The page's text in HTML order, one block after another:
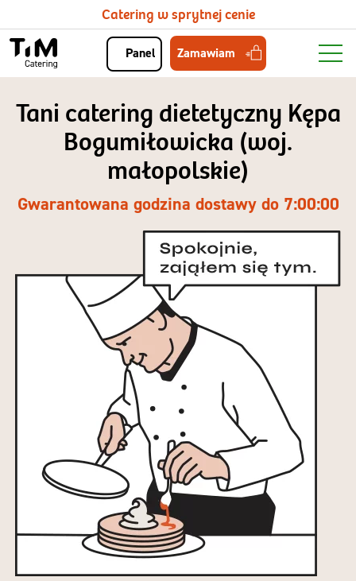
Catering w sprytnej cenie
Panel Zamawiam
Tani catering dietetyczny Kępa
Bogumiłowicka (woj.
małopolskie)
Gwarantowana godzina dostawy do 7:00:00